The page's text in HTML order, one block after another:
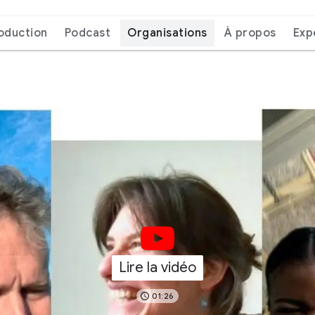
Podcast Organisations À propos
Lire la vidéo
01:26